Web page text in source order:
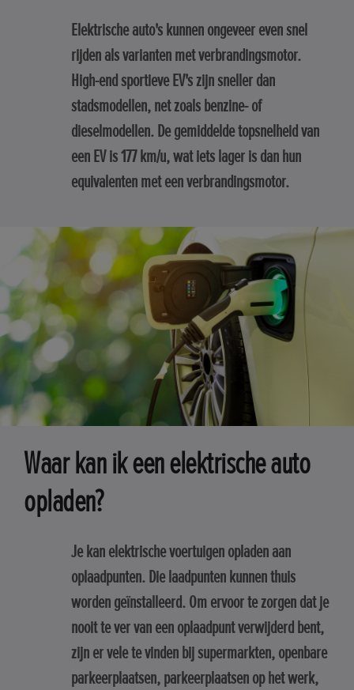
Elektrische auto's kunnen ongeveer even snel
rijden als varianten met verbrandingsmotor.
High-end sportieve EV's zijn sneller dan
stadsmodellen, net zoals benzine- of
dieselmodellen. De gemiddelde topsnelheid van
een EV is 177 km/u, wat iets lager is dan hun
equivalenten met een verbrandingsmotor.
Waar kan ik een elektrische auto
opladen?
Je kan elektrische voertuigen opladen aan
oplaadpunten. Die laadpunten kunnen thuis
worden geïnstalleerd. Om ervoor te zorgen dat je
nooit te ver van een oplaadpunt verwijderd bent,
zijn er vele te vinden bij supermarkten, openbare
parkeerplaatsen, parkeerplaatsen op het werk,